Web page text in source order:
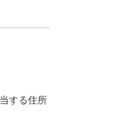
する住所